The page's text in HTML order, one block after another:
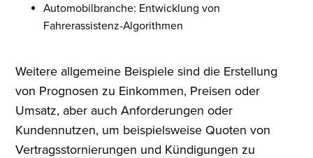
Automobilbranche: Entwicklung von
Fahrerassistenz-Algorithmen
Weitere allgemeine Beispiele sind die Erstellung
von Prognosen zu Einkommen, Preisen oder
Umsatz, aber auch Anforderungen oder
Kundennutzen, um beispielsweise Quoten von
Vertragsstornierungen und Kündigungen zu